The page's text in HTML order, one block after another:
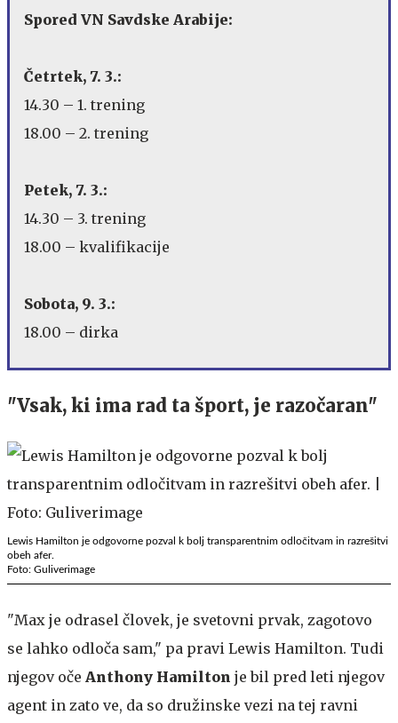
Spored VN Savdske Arabije:
Četrtek, 7. 3.:
14.30 – 1. trening
18.00 – 2. trening
Petek, 7. 3.:
14.30 – 3. trening
18.00 – kvalifikacije
Sobota, 9. 3.:
18.00 – dirka
"Vsak, ki ima rad ta šport, je razočaran"
Lewis Hamilton je odgovorne pozval k bolj transparentnim odločitvam in razrešitvi
obeh afer.
Foto: Guliverimage
"Max je odrasel človek, je svetovni prvak, zagotovo
se lahko odloča sam," pa pravi Lewis Hamilton. Tudi
njegov oče Anthony Hamilton je bil pred leti njegov
agent in zato ve, da so družinske vezi na tej ravni